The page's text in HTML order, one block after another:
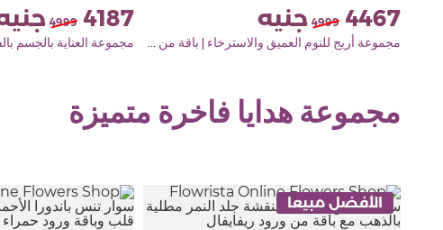
4467
4999
مجموعة أريج للنوم العميق والاسترخاء | باقة من زهور اللافندر والورود الحمراء
4187
4999
مجموعة هدايا فاخرة متميزة
الأفضل مبيعا